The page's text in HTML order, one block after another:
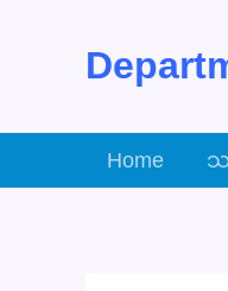
Home သ